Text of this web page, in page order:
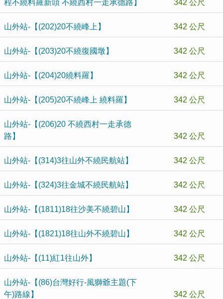
程不繞料羅新頭 不繞西村一走承德路】
342 公尺
山外站-【(202)20不繞峰上】 342 公尺
山外站-【(203)20不繞復國墩】 342 公尺
山外站-【(204)20繞料羅】 342 公尺
山外站-【(205)20不繞峰上 繞料羅】 342 公尺
山外站-【(206)20 不繞西村一走承德
路】
342 公尺
山外站-【(314)3往山外不繞民航站】 342 公尺
山外站-【(324)3往金城不繞民航站】 342 公尺
山外站-【(1811)18往沙美不繞碧山】 342 公尺
山外站-【(1821)18往山外不繞碧山】 342 公尺
山外站-【(11)紅1往山外】 342 公尺
山外站-【(86)台灣好行-風獅爺主題(下
午)路線】
342 公尺